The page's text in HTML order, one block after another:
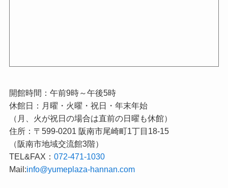
開館時間：午前9時～午後5時
休館日：月曜・火曜・祝日・年末年始
（月、火が祝日の場合は直前の日曜も休館）
住所：〒599-0201 阪南市尾崎町1丁目18-15
（阪南市地域交流館3階）
TEL&FAX： 072-471-1030
Mail:info@yumeplaza-hannan.com